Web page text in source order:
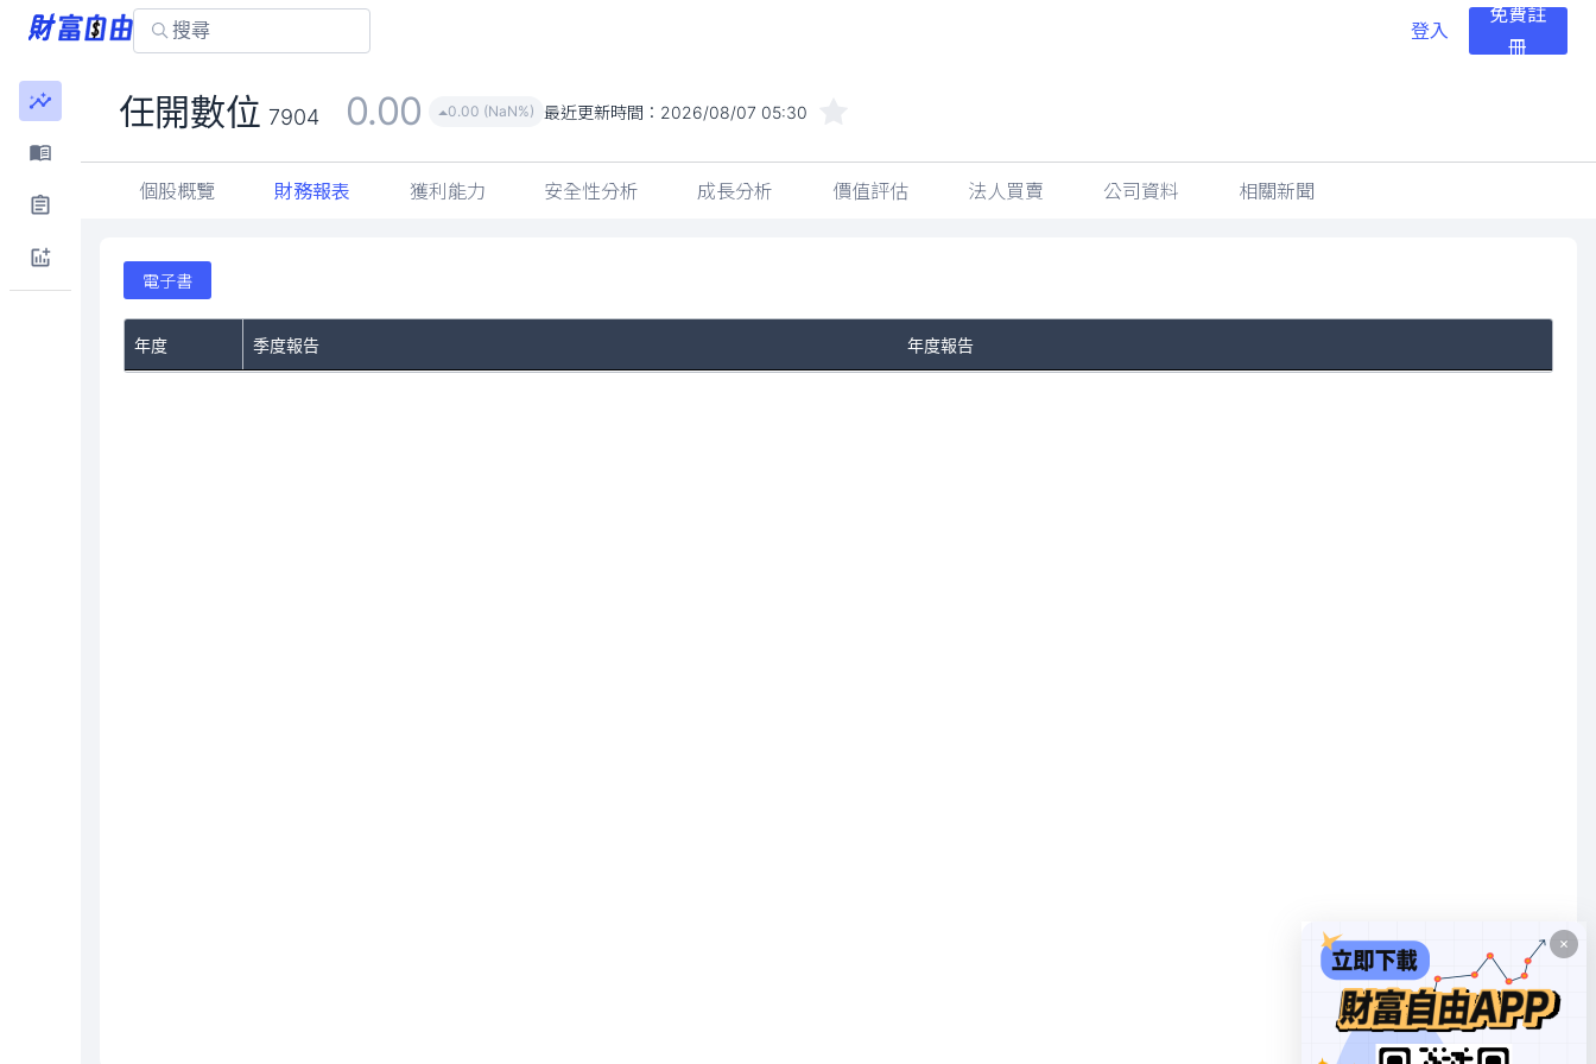
登入
免費註
冊
任開數位 7904 0.00 0.00 (NaN%) 最近更新時間： 2026/08/07 05:30
個股概覽 財務報表 獲利能力 安全性分析 成長分析 價值評估 法人買賣 公司資料 相關新聞
電子書
年度 季度報告 年度報告